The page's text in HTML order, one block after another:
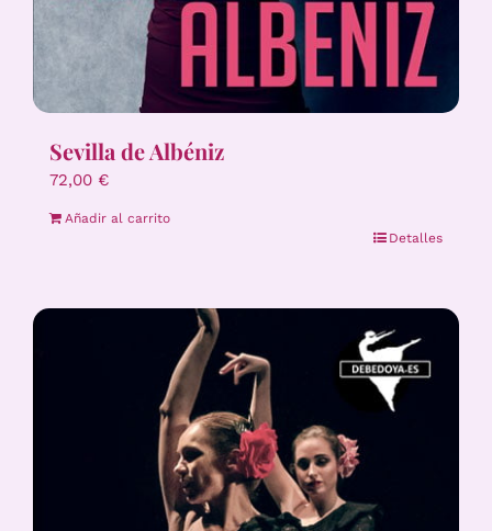
Sevilla de Albéniz
72,00 €
Añadir al carrito
Detalles